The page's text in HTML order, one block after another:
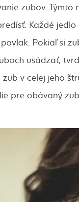
zubov. Týmto
Každé
Pokiaľ si
usádzať,
zub v celej jeho
pre obávaný